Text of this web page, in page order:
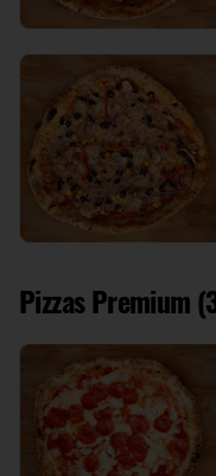
Pizzas Premium